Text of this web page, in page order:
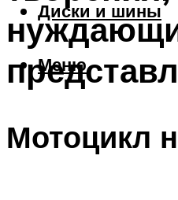
Диски и шины
Меню
Мотоцикл